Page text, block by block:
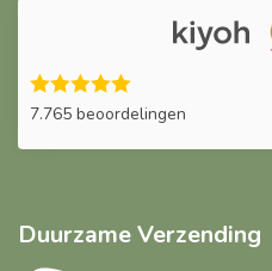
7.765 beoordelingen
Duurzame Verzending